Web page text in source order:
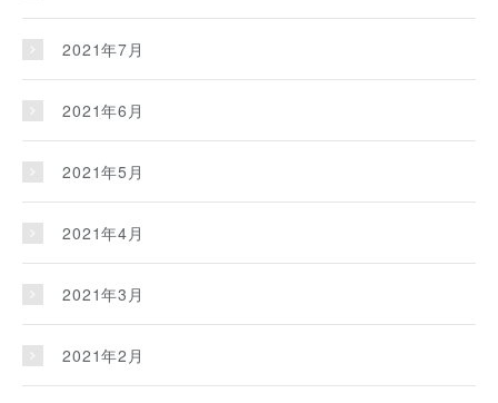
2021年7月
2021年6月
2021年5月
2021年4月
2021年3月
2021年2月